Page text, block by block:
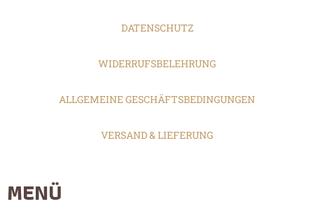
DATENSCHUTZ
WIDERRUFSBELEHRUNG
ALLGEMEINE GESCHÄFTSBEDINGUNGEN
VERSAND & LIEFERUNG
MENÜ